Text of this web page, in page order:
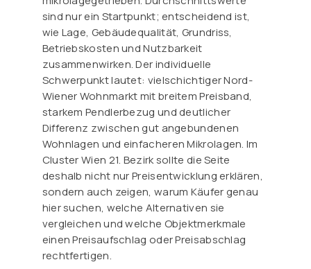
sind nur ein Startpunkt; entscheidend ist,
wie Lage, Gebäudequalität, Grundriss,
Betriebskosten und Nutzbarkeit
zusammenwirken. Der individuelle
Schwerpunkt lautet: vielschichtiger Nord-
Wiener Wohnmarkt mit breitem Preisband,
starkem Pendlerbezug und deutlicher
Differenz zwischen gut angebundenen
Wohnlagen und einfacheren Mikrolagen. Im
Cluster Wien 21. Bezirk sollte die Seite
deshalb nicht nur Preisentwicklung erklären,
sondern auch zeigen, warum Käufer genau
hier suchen, welche Alternativen sie
vergleichen und welche Objektmerkmale
einen Preisaufschlag oder Preisabschlag
rechtfertigen.